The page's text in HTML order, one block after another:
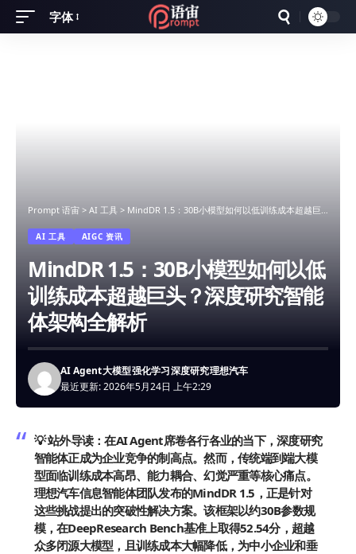
Font
字体
Prompt 语宙 > AI 工具 > MindDR 1.5：30B小模型如何以低训练成本超越巨头？深度研究智能体架构全解析
AI 工具 AIGC 资讯
MindDR 1.5：30B小模型如何以低
训练成本超越巨头？深度研究智能
体架构全解析
最近更新: 2026年5月24日 上午2:29
AI Agent大模型强化学习深度研究理想汽车
💡 站外导读：在AI Agent席卷各行各业的当下，深度研究
智能体正成为企业竞争的制高点。然而，传统端到端大模
型面临训练成本高昂、能力耦合、幻觉严重等核心痛点。
理想汽车信息智能体团队发布的MindDR 1.5，正是针对
这些挑战提出的突破性解决方案。该框架以约30B参数规
模，在DeepResearch Bench基准上取得52.54分，超越
众多闭源大模型，且训练成本大幅降低，为中小企业和垂